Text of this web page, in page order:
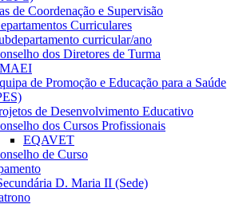
de Coordenação e Supervisão
Curriculares
curricular/ano
dos Diretores de Turma
de Promoção e Educação para a Saúde
de Desenvolvimento Educativo
dos Cursos Profissionais
EQAVET
de Curso
D. Maria II (Sede)